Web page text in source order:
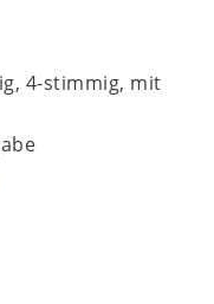
4-stimmig, mit